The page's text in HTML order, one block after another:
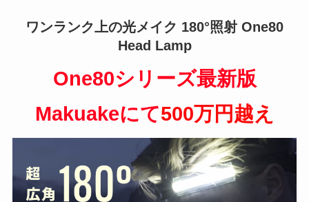
ワンランク上の光メイク 180°照射 One80
Head Lamp
One80シリーズ最新版
Makuakeにて500万円越え